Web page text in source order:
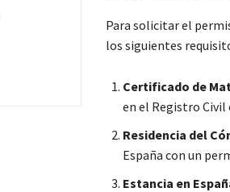
Para solicitar el
los siguientes
Certificado de
en el Registro Civil
Residencia del
España con un
Estancia en